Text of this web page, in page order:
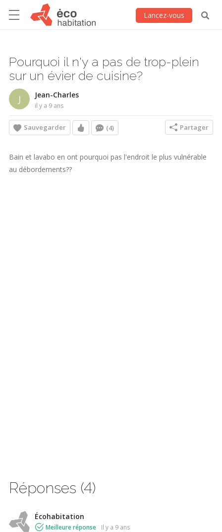
Lancez-vous
Pourquoi il n'y a pas de trop-plein
sur un évier de cuisine?
J Jean-Charles
il y a 9 ans
Sauvegarder (4) Partager
Bain et lavabo en ont pourquoi pas l'endroit le plus vulnérable
au débordements??
Réponses (4)
Écohabitation
Meilleure réponse il y a 9 ans